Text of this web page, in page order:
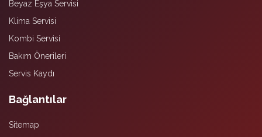
Beyaz Eşya Servisi
Klima Servisi
Kombi Servisi
Bakım Önerileri
Servis Kaydı
Bağlantılar
Sitemap